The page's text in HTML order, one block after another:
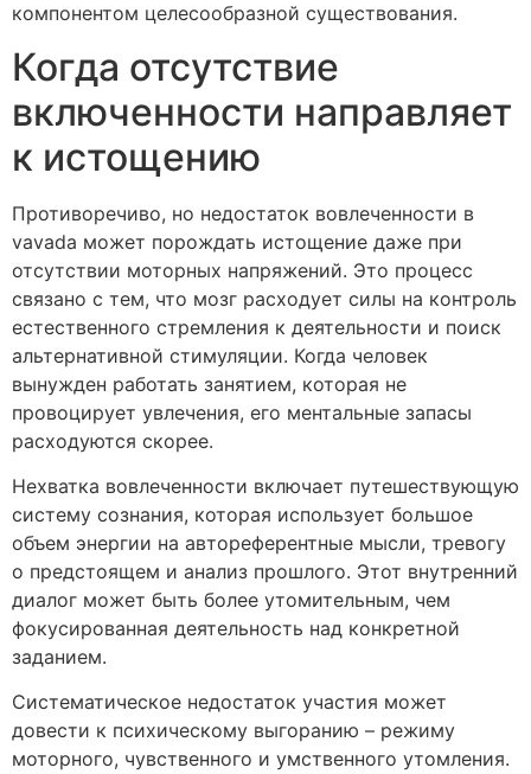
компонентом целесообразной существования.
Когда отсутствие
включенности направляет
к истощению
Противоречиво, но недостаток вовлеченности в
vavada может порождать истощение даже при
отсутствии моторных напряжений. Это процесс
связано с тем, что мозг расходует силы на контроль
естественного стремления к деятельности и поиск
альтернативной стимуляции. Когда человек
вынужден работать занятием, которая не
провоцирует увлечения, его ментальные запасы
расходуются скорее.
Нехватка вовлеченности включает путешествующую
систему сознания, которая использует большое
объем энергии на автореферентные мысли, тревогу
о предстоящем и анализ прошлого. Этот внутренний
диалог может быть более утомительным, чем
фокусированная деятельность над конкретной
заданием.
Систематическое недостаток участия может
довести к психическому выгоранию – режиму
моторного, чувственного и умственного утомления.